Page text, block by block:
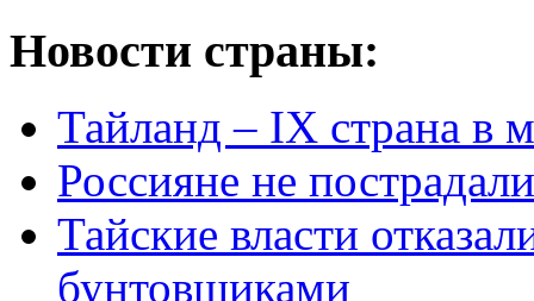
Новости страны:
Тайланд – IX страна в
Россияне не
Тайские власти
бунтовщиками